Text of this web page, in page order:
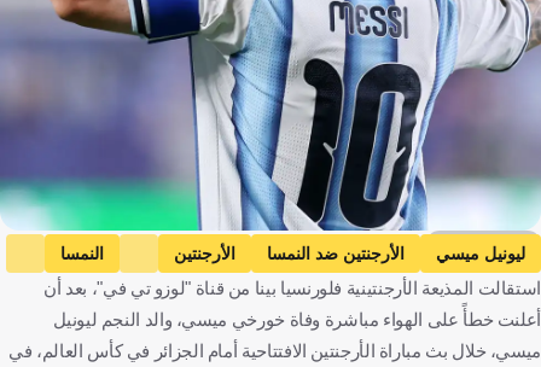
Getty Images
ليونيل ميسي الأرجنتين ضد النمسا الأرجنتين
النمسا
كأس العالم
الأرجنتين النمسا الولايات المتحدة كرة قدم
استقالت المذيعة الأرجنتينية فلورنسيا بينا من قناة "لوزو تي في"، بعد أن
أعلنت خطأً على الهواء مباشرة وفاة خورخي ميسي، والد النجم ليونيل
ميسي، خلال بث مباراة الأرجنتين الافتتاحية أمام الجزائر في كأس العالم، في